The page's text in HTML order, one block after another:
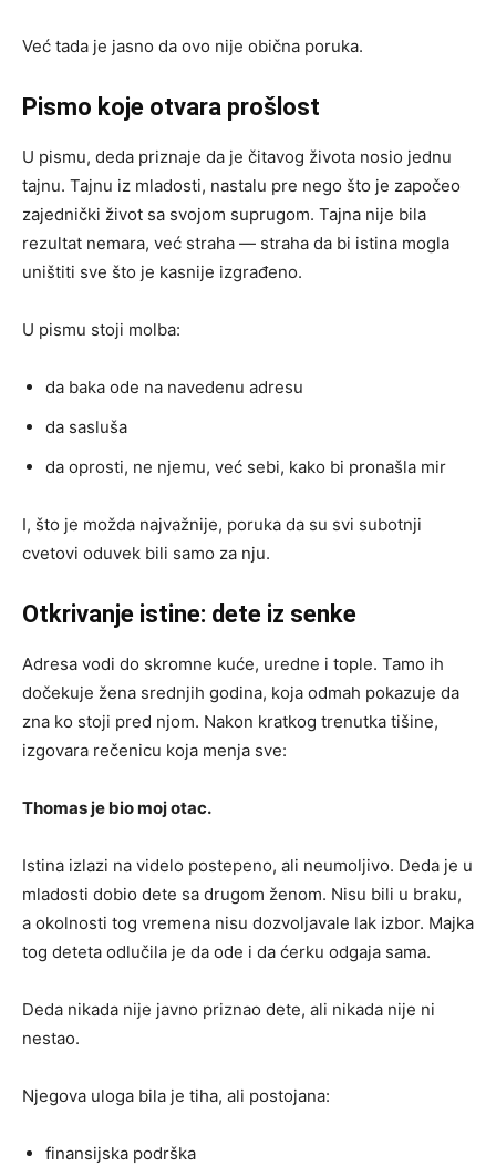
Već tada je jasno da ovo nije obična poruka.
Pismo koje otvara prošlost
U pismu, deda priznaje da je čitavog života nosio jednu
tajnu. Tajnu iz mladosti, nastalu pre nego što je započeo
zajednički život sa svojom suprugom. Tajna nije bila
rezultat nemara, već straha — straha da bi istina mogla
uništiti sve što je kasnije izgrađeno.
U pismu stoji molba:
da baka ode na navedenu adresu
da sasluša
da oprosti, ne njemu, već sebi, kako bi pronašla mir
I, što je možda najvažnije, poruka da su svi subotnji
cvetovi oduvek bili samo za nju.
Otkrivanje istine: dete iz senke
Adresa vodi do skromne kuće, uredne i tople. Tamo ih
dočekuje žena srednjih godina, koja odmah pokazuje da
zna ko stoji pred njom. Nakon kratkog trenutka tišine,
izgovara rečenicu koja menja sve:
Thomas je bio moj otac.
Istina izlazi na videlo postepeno, ali neumoljivo. Deda je u
mladosti dobio dete sa drugom ženom. Nisu bili u braku,
a okolnosti tog vremena nisu dozvoljavale lak izbor. Majka
tog deteta odlučila je da ode i da ćerku odgaja sama.
Deda nikada nije javno priznao dete, ali nikada nije ni
nestao.
Njegova uloga bila je tiha, ali postojana:
finansijska podrška